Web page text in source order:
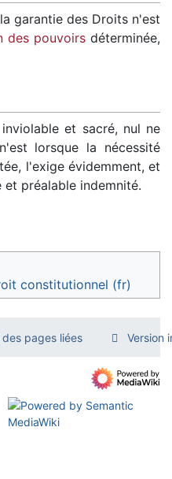
garantie des Droits n'est
des pouvoirs déterminée,
et sacré, nul ne
lorsque la nécessité
l'exige évidemment, et
préalable indemnité.
constitutionnel (fr)
des pages liées Version